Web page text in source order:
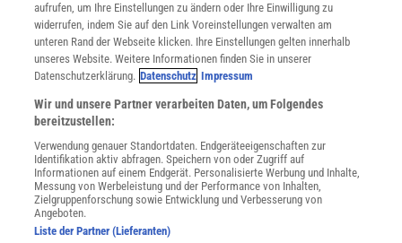
PARTNERINHALTE
Anzeige
aufrufen, um Ihre Einstellungen zu ändern oder Ihre Einwilligung zu
widerrufen, indem Sie auf den Link Voreinstellungen verwalten am
unteren Rand der Webseite klicken. Ihre Einstellungen gelten innerhalb
unseres Website. Weitere Informationen finden Sie in unserer
Datenschutzerklärung. Datenschutz Impressum
Wir und unsere Partner verarbeiten Daten, um Folgendes
bereitzustellen:
Verwendung genauer Standortdaten. Endgeräteeigenschaften zur
Identifikation aktiv abfragen. Speichern von oder Zugriff auf
Informationen auf einem Endgerät. Personalisierte Werbung und Inhalte,
Messung von Werbeleistung und der Performance von Inhalten,
Zielgruppenforschung sowie Entwicklung und Verbesserung von
Angeboten.
Liste der Partner (Lieferanten)